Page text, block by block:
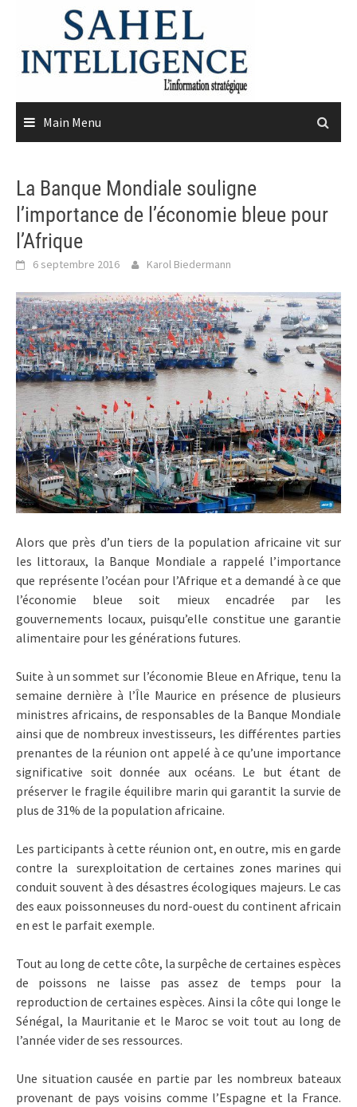
content
Main Menu
La Banque Mondiale souligne
l’importance de l’économie bleue pour
l’Afrique
6 septembre 2016 Karol Biedermann
Alors que près d’un tiers de la population africaine vit sur
les littoraux, la Banque Mondiale a rappelé l’importance
que représente l’océan pour l’Afrique et a demandé à ce que
l’économie bleue soit mieux encadrée par les
gouvernements locaux, puisqu’elle constitue une garantie
alimentaire pour les générations futures.
Suite à un sommet sur l’économie Bleue en Afrique, tenu la
semaine dernière à l’Île Maurice en présence de plusieurs
ministres africains, de responsables de la Banque Mondiale
ainsi que de nombreux investisseurs, les différentes parties
prenantes de la réunion ont appelé à ce qu’une importance
significative soit donnée aux océans. Le but étant de
préserver le fragile équilibre marin qui garantit la survie de
plus de 31% de la population africaine.
Les participants à cette réunion ont, en outre, mis en garde
contre la surexploitation de certaines zones marines qui
conduit souvent à des désastres écologiques majeurs. Le cas
des eaux poissonneuses du nord-ouest du continent africain
en est le parfait exemple.
Tout au long de cette côte, la surpêche de certaines espèces
de poissons ne laisse pas assez de temps pour la
reproduction de certaines espèces. Ainsi la côte qui longe le
Sénégal, la Mauritanie et le Maroc se voit tout au long de
l’année vider de ses ressources.
Une situation causée en partie par les nombreux bateaux
provenant de pays voisins comme l’Espagne et la France.